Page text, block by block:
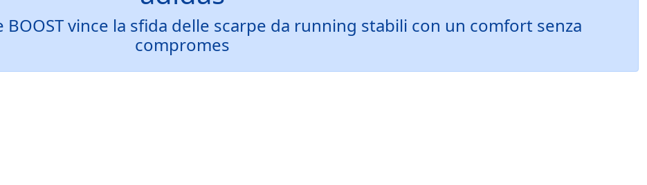
BOOST vince la sfida delle scarpe da running stabili con un comfort senza
compromes